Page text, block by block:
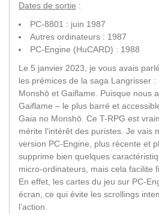
Dates de sortie :
PC-8801 : juin 1987
Autres ordinateurs : 1987
PC-Engine (HuCARD) : 1988
Le 5 janvier 2023, je vous avais
les prémices de la saga Langrisser :
Monshō et Gaiflame. Puisque nous
Gaiflame – le plus barré et
Gaia no Monshō. Ce T-RPG est
mérite l’intérêt des puristes. Je vais
version PC-Engine, plus récente et
supprime bien quelques
micro-ordinateurs, mais cela facilite
En effet, les cartes du jeu sur PC-
écran, ce qui évite les scrollings
l’action.